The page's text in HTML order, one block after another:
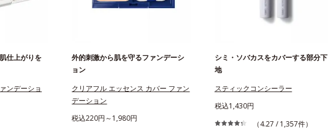
仕上がりを
ンデーショ
外的刺激から肌を守るファンデーシ
ョン
クリアフル エッセンス カバー ファン
デーション
税込220円～1,980円
シミ・ソバカスをカバーする部分下
地
スティックコンシーラー
税込1,430円
（4.27 / 1,357件）